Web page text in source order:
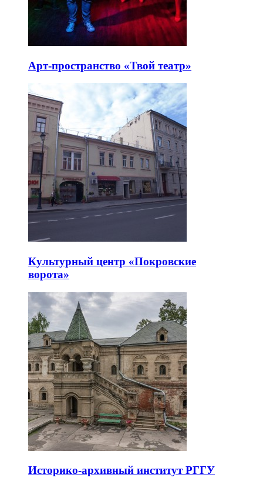
Арт-пространство «Твой театр»
Культурный центр «Покровские
ворота»
Историко-архивный институт РГГУ